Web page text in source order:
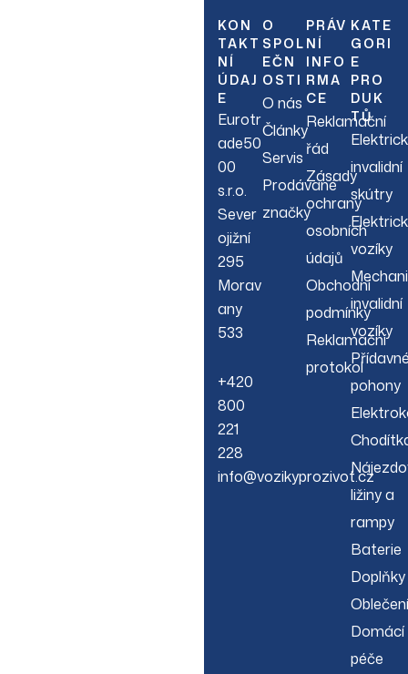
KON
TAKT
NÍ
ÚDAJ
E
Eurotr
ade50
00
s.r.o.
Sever
ojižní
295
Morav
any
533
+420
800
221
228
info@vozikyprozivot.cz
O
SPOL
EČN
OSTI
O nás
Články
Servis
Prodávané
značky
PRÁV
NÍ
INFO
RMA
CE
Reklamační
řád
Zásady
ochrany
osobních
údajů
Obchodní
podmínky
Reklamační
protokol
KATE
GORI
E
PRO
DUK
TŮ
invalidní
skútry
vozíky
invalidní
vozíky
pohony
ližiny a
rampy
Baterie
Doplňky
Oblečení
Domácí
péče